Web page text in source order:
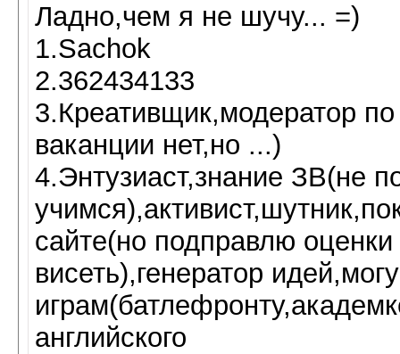
Ладно,чем я не шучу... =)
1.Sachok
2.362434133
3.Креативщик,модератор
ваканции нет,но ...)
4.Энтузиаст,знание ЗВ(не
сайте(но подправлю
висеть),генератор
английского